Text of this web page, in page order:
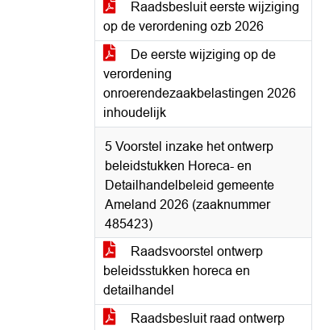
Raadsbesluit eerste wijziging
op de verordening ozb 2026
De eerste wijziging op de
verordening
onroerendezaakbelastingen 2026
inhoudelijk
5 Voorstel inzake het ontwerp
beleidstukken Horeca- en
Detailhandelbeleid gemeente
Ameland 2026 (zaaknummer
485423)
Raadsvoorstel ontwerp
beleidsstukken horeca en
detailhandel
Raadsbesluit raad ontwerp